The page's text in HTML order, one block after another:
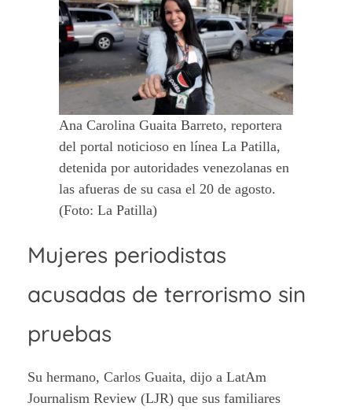
Ana Carolina Guaita Barreto, reportera
del portal noticioso en línea La Patilla,
detenida por autoridades venezolanas en
las afueras de su casa el 20 de agosto.
(Foto: La Patilla)
Mujeres periodistas
acusadas de terrorismo sin
pruebas
Su hermano, Carlos Guaita, dijo a LatAm
Journalism Review (LJR) que sus familiares